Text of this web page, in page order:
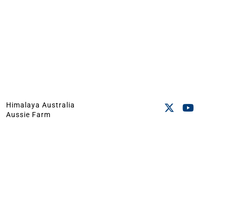
Himalaya Australia
Aussie Farm